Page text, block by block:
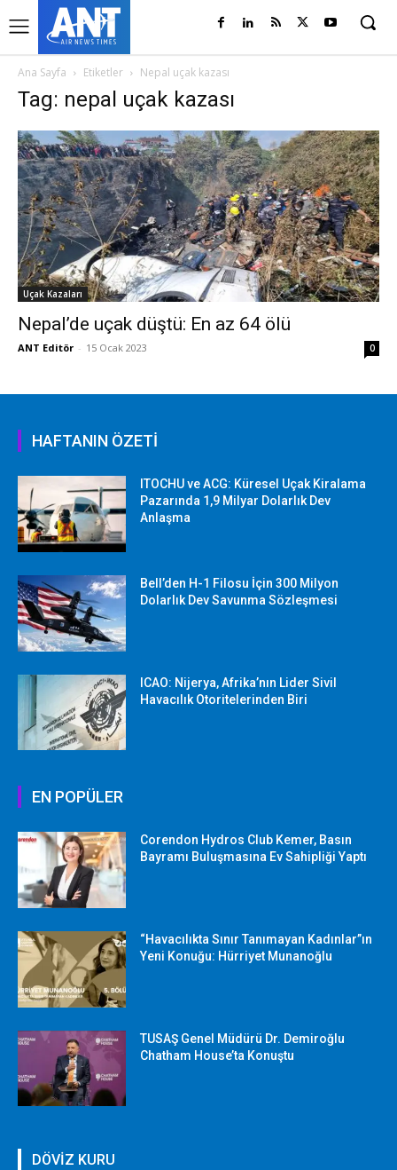
Ana Sayfa Etiketler Nepal uçak kazası
Tag: nepal uçak kazası
Uçak Kazaları
Nepal’de uçak düştü: En az 64 ölü
ANT Editör - 15 Ocak 2023 0
HAFTANIN ÖZETİ
ITOCHU ve ACG: Küresel Uçak Kiralama
Pazarında 1,9 Milyar Dolarlık Dev
Anlaşma
Bell’den H-1 Filosu İçin 300 Milyon
Dolarlık Dev Savunma Sözleşmesi
ICAO: Nijerya, Afrika’nın Lider Sivil
Havacılık Otoritelerinden Biri
EN POPÜLER
Corendon Hydros Club Kemer, Basın
Bayramı Buluşmasına Ev Sahipliği Yaptı
“Havacılıkta Sınır Tanımayan Kadınlar”ın
Yeni Konuğu: Hürriyet Munanoğlu
TUSAŞ Genel Müdürü Dr. Demiroğlu
Chatham House’ta Konuştu
DÖVİZ KURU